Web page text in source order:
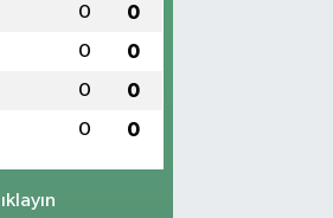
0 0
0 0
0 0
0 0